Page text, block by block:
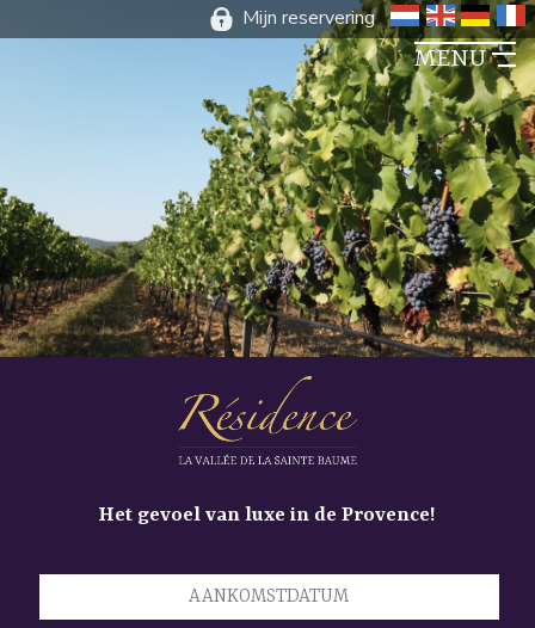
MENU
Mijn reservering
Het gevoel van luxe in de Provence!